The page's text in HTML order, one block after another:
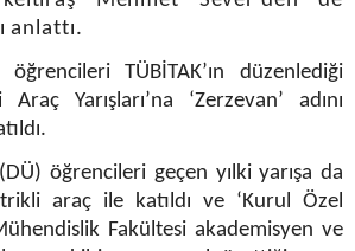
anlattı.
TÜBİTAK’ın düzenlediği
Yarışları’na ‘Zerzevan’ adını
öğrencileri geçen yılki yarışa da
araç ile katıldı ve ‘Kurul Özel
Fakültesi akademisyen ve